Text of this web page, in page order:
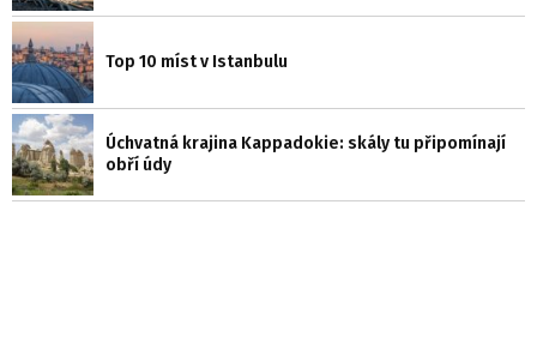
Top 10 míst v Istanbulu
Úchvatná krajina Kappadokie: skály tu připomínají
obří údy